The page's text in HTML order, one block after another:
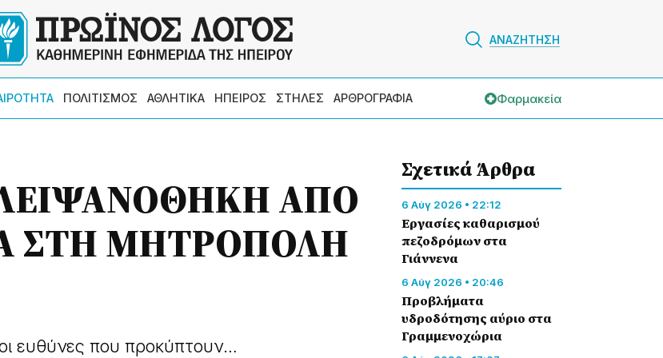
ΑΝΑΖΗΤΗΣΗ
ΠΟΛΙΤΙΣΜΟΣ ΑΘΛΗΤΙΚΑ ΗΠΕΙΡΟΣ ΣΤΗΛΕΣ ΑΡΘΡΟΓΡΑΦΙΑ Φαρμακεία
ΑΠΟ
ΣΤΗ ΜΗΤΡΟΠΟΛΗ
ευθύνες που προκύπτουν…
Σχετικά Άρθρα
6 Αύγ 2026 • 22:12
Εργασίες καθαρισμού
πεζοδρόμων στα
Γιάννενα
6 Αύγ 2026 • 20:46
Προβλήματα
υδροδότησης αύριο στα
Γραμμενοχώρια